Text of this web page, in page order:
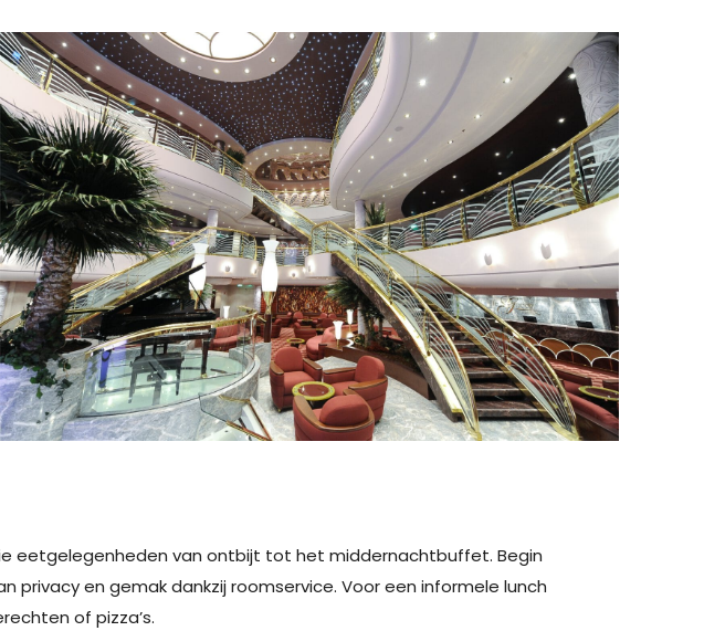
eetgelegenheden van ontbijt tot het middernachtbuffet. Begin
en gemak dankzij roomservice. Voor een informele lunch
of pizza’s.